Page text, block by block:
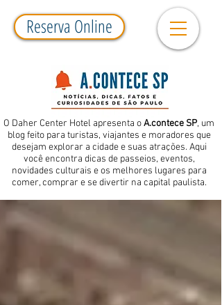
Reserva Online
O Daher Center Hotel apresenta oA.contece SP, um
blog feito para turistas, viajantes e moradores que
desejam explorar a cidade e suas atrações. Aqui
você encontra dicas de passeios, eventos,
novidades culturais e os melhores lugares para
comer, comprar e se divertir na capital paulista.